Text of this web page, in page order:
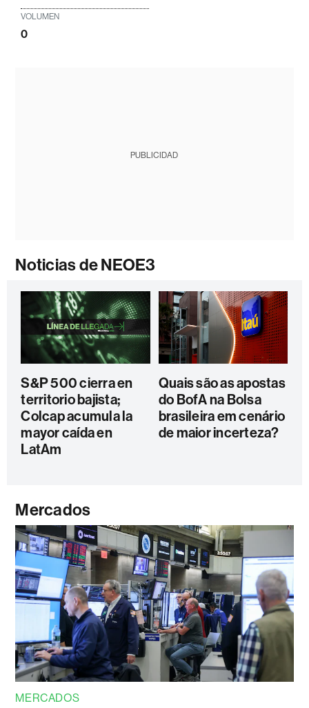
VOLUMEN
0
PUBLICIDAD
Noticias de NEOE3
S&P 500 cierra en
territorio bajista;
Colcap acumula la
mayor caída en
LatAm
Quais são as apostas
do BofA na Bolsa
brasileira em cenário
de maior incerteza?
Mercados
MERCADOS